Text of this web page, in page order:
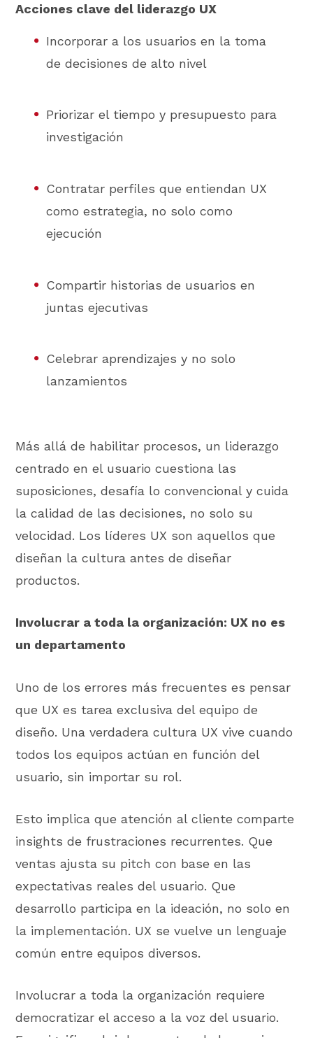
Acciones clave del liderazgo UX
Incorporar a los usuarios en la toma
de decisiones de alto nivel
Priorizar el tiempo y presupuesto para
investigación
Contratar perfiles que entiendan UX
como estrategia, no solo como
ejecución
Compartir historias de usuarios en
juntas ejecutivas
Celebrar aprendizajes y no solo
lanzamientos
Más allá de habilitar procesos, un liderazgo
centrado en el usuario cuestiona las
suposiciones, desafía lo convencional y cuida
la calidad de las decisiones, no solo su
velocidad. Los líderes UX son aquellos que
diseñan la cultura antes de diseñar
productos.
Involucrar a toda la organización: UX no es
un departamento
Uno de los errores más frecuentes es pensar
que UX es tarea exclusiva del equipo de
diseño. Una verdadera cultura UX vive cuando
todos los equipos actúan en función del
usuario, sin importar su rol.
Esto implica que atención al cliente comparte
insights de frustraciones recurrentes. Que
ventas ajusta su pitch con base en las
expectativas reales del usuario. Que
desarrollo participa en la ideación, no solo en
la implementación. UX se vuelve un lenguaje
común entre equipos diversos.
Involucrar a toda la organización requiere
democratizar el acceso a la voz del usuario.